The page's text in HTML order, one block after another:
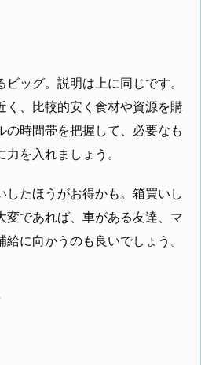
ッグ。説明は上に同じです。
く、比較的安く食材や資源を購
の時間帯を把握して、必要なも
を入れましょう。
したほうがお得かも。箱買いし
変であれば、車がある友達、マ
に向かうのも良いでしょう。